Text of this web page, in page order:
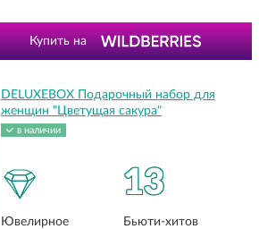
Купить на
DELUXEBOX Подарочный набор для
женщин "Цветущая сакура"
в наличии
Ювелирное
13
Бьюти-хитов